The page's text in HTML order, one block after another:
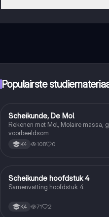
handbereik!
Populairste
Scheikunde
Scheikunde, De Mol
Rekenen met Mol, Molaire massa,
voorbeeldsom
K4 108 0
Scheikunde
Scheikunde hoofdstuk 4
Samenvatting hoofdstuk 4
K4 71 2